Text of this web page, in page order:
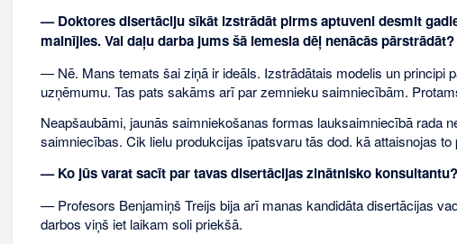
— Doktores disertāciju sīkāt izstrādāt pirms aptuveni desmit
mainījies. Vai daļu darba jums šā iemesla dēļ nenācās pārstrādāt?
— Nē. Mans temats šai ziņā ir ideāls. Izstrādātais modelis un principi
uzņēmumu. Tas pats sakāms arī par zemnieku saimniecībām.
Neapšaubāmi, jaunās saimniekošanas formas lauksaimniecībā rada
saimniecības. Cik lielu produkcijas īpatsvaru tās dod. kā attaisnojas to
— Ko jūs varat sacīt par tavas disertācijas zinātnisko konsultantu?
— Profesors Benjamiņš Treijs bija arī manas kandidāta disertācijas
darbos viņš iet laikam soli priekšā.